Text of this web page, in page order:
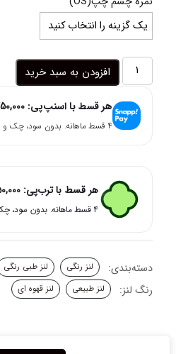
لنز
قهوه
عسلی
طبیعی
لومنتو
عدد
افزودن به سبد خرید
هر قسط با اسنپ‌پی:
۴ قسط ماهانه. بدون سود، چک و ضامن.
هر قسط با ترب‌پی:
۴ قسط ماهانه. بدون سود، چک و ضامن.
دسته‌بندی: لنز رنگی لنز طبی رنگی
رنگ لنز: لنز طبیعی لنز قهوه ای